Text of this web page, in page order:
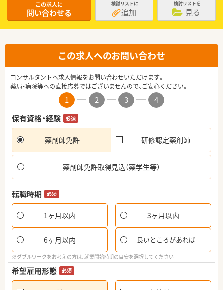
この求人に
問い合わせる
検討リストに
追加
検討リストを
見る
この求人へのお問い合わせ
コンサルタントへ求人情報をお問い合わせいただけます。
薬局・病院等への直接応募ではございませんので、ご安心ください。
1 2 3
4
保有資格・経験
必須
薬剤師免許 研修認定薬剤師
薬剤師免許取得見込（薬学生等）
転職時期 必須
1ヶ月以内 3ヶ月以内
6ヶ月以内 良いところがあれば
※ダブルワークをお考えの方は、就業開始時期の目安を選択してください
希望雇用形態 必須